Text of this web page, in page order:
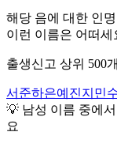
해당 음에 대한 인
이런 이름은 어떠세
출생신고 상위 500
서준하은예진지민
💡 남성 이름 중에
요